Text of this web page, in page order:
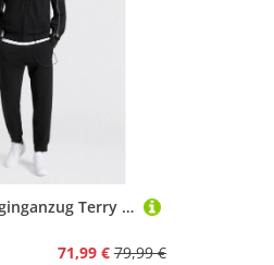
Champion Jogginganzug Terry Full Zip Sweatshirt (2-tlg), aus Baumwolle und Polyester, auch in großen Größen
71,99 € 79,99 €